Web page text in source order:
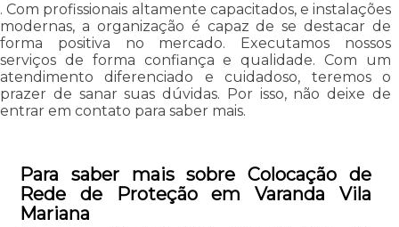
. Com profissionais altamente capacitados, e instalações
modernas, a organização é capaz de se destacar de
forma positiva no mercado. Executamos nossos
serviços de forma confiança e qualidade. Com um
atendimento diferenciado e cuidadoso, teremos o
prazer de sanar suas dúvidas. Por isso, não deixe de
entrar em contato para saber mais.
Para saber mais sobre Colocação de
Rede de Proteção em Varanda Vila
Mariana